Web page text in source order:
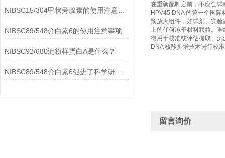
NIBSC15/304甲状旁腺素的使用注意事项
NIBSC89/548介白素6的使用注意事项
NIBSC92/680淀粉样蛋白A是什么？
NIBSC89/548介白素6促进了科学研究的进步
在重新配制之前，不应尝
HPV45 DNA 的第一个国
预放大组件，如试剂、实验
上的任何冻干材料颗粒。
得用于校准或评估提取、
DNA 核酸扩增技术进行校
留言询价